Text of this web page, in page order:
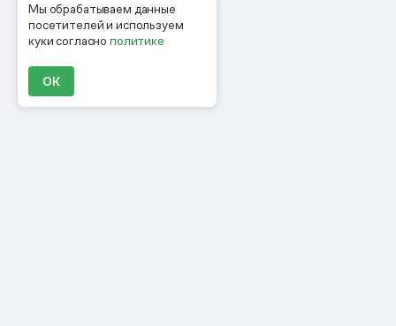
Мы обрабатываем данные
посетителей и используем
куки согласнополитике
ОК